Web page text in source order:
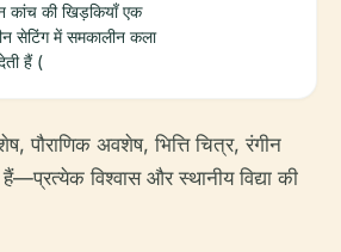
कांच की खिड़कियाँ एक
सेटिंग में समकालीन कला
हैं (
अवशेष, भित्ति चित्र, रंगीन
विश्वास और स्थानीय विद्या की